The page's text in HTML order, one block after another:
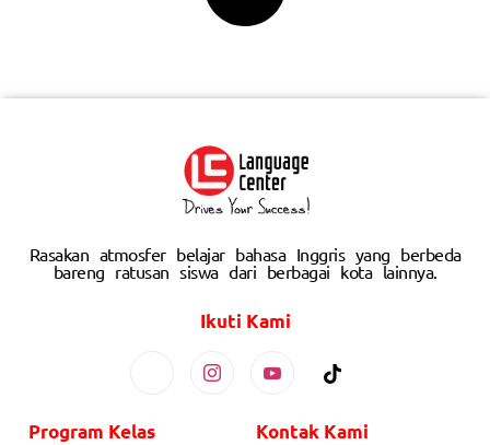
Rasakan atmosfer belajar bahasa Inggris yang berbeda
bareng ratusan siswa dari berbagai kota lainnya.
Ikuti Kami
Program Kelas Kontak Kami